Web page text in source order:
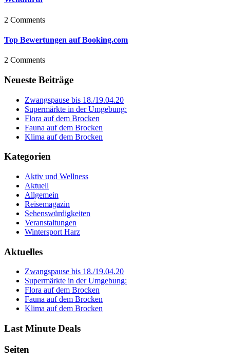
2 Comments
Top Bewertungen auf Booking.com
2 Comments
Neueste Beiträge
Zwangspause bis 18./19.04.20
Supermärkte in der Umgebung:
Flora auf dem Brocken
Fauna auf dem Brocken
Klima auf dem Brocken
Kategorien
Aktiv und Wellness
Aktuell
Allgemein
Reisemagazin
Sehenswürdigkeiten
Veranstaltungen
Wintersport Harz
Aktuelles
Zwangspause bis 18./19.04.20
Supermärkte in der Umgebung:
Flora auf dem Brocken
Fauna auf dem Brocken
Klima auf dem Brocken
Last Minute Deals
Seiten